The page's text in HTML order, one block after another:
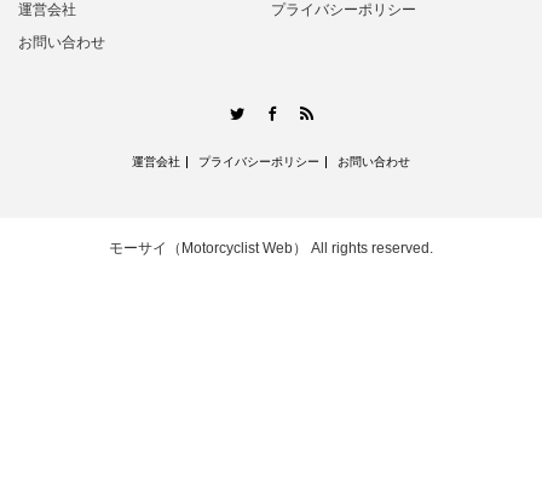
運営会社
プライバシーポリシー
お問い合わせ
TwitterFacebook
運営会社 プライバシーポリシー お問い合わせ
モーサイ（Motorcyclist Web） All rights reserved.